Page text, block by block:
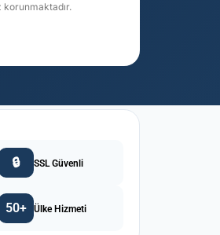
korunmaktadır.
🔒 SSL Güvenli
50+ Ülke Hizmeti